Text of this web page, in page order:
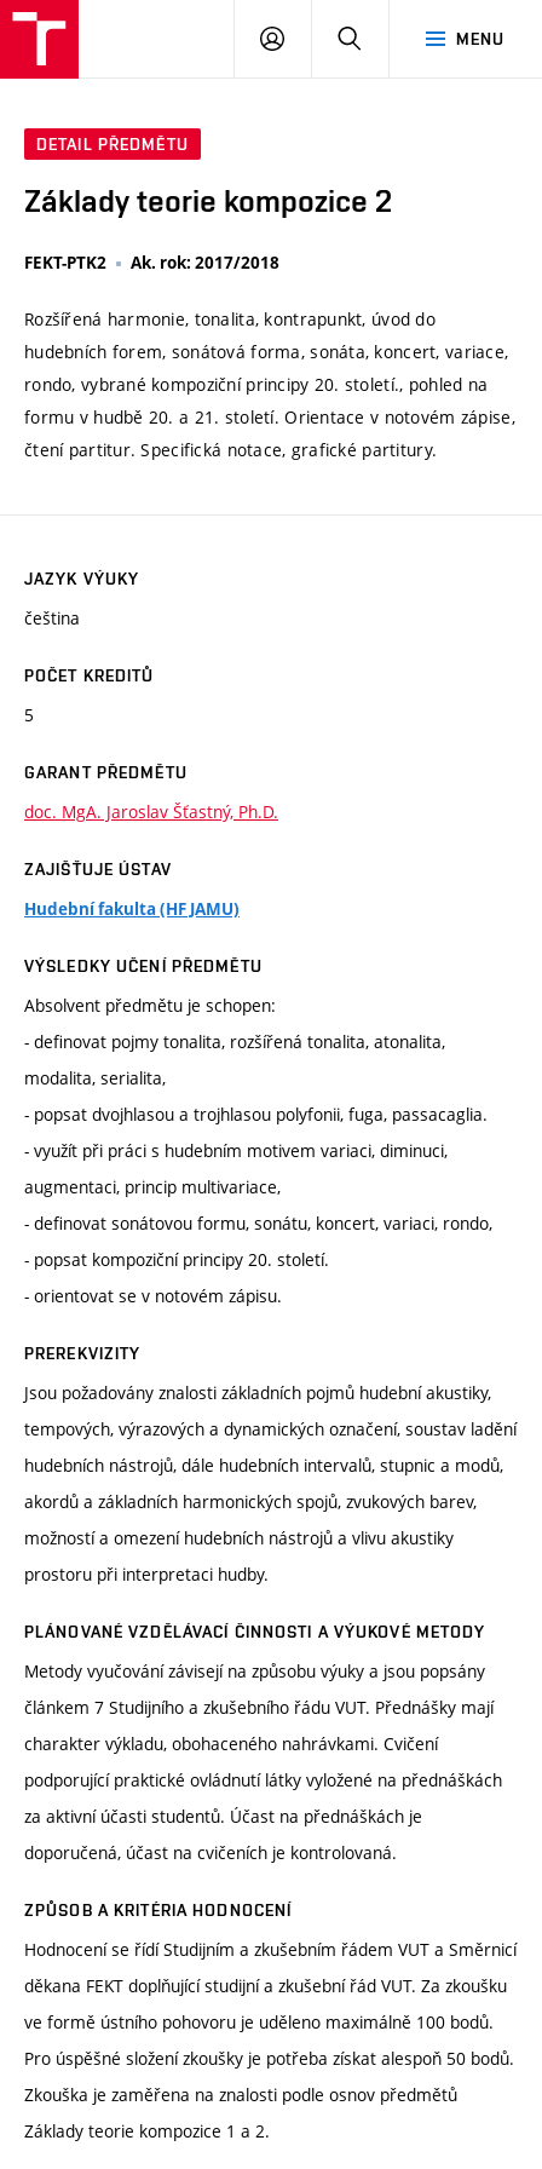
MENU
PŘIHLÁSIT
DETAIL PŘEDMĚTU
Základy teorie kompozice 2
FEKT-PTK2 Ak. rok: 2017/2018
Rozšířená harmonie, tonalita, kontrapunkt, úvod do
hudebních forem, sonátová forma, sonáta, koncert, variace,
rondo, vybrané kompoziční principy 20. století., pohled na
formu v hudbě 20. a 21. století. Orientace v notovém zápise,
čtení partitur. Specifická notace, grafické partitury.
JAZYK VÝUKY
čeština
POČET KREDITŮ
5
GARANT PŘEDMĚTU
doc. MgA. Jaroslav Šťastný, Ph.D.
ZAJIŠŤUJE ÚSTAV
Hudební fakulta (HF JAMU)
VÝSLEDKY UČENÍ PŘEDMĚTU
Absolvent předmětu je schopen:
- definovat pojmy tonalita, rozšířená tonalita, atonalita,
modalita, serialita,
- popsat dvojhlasou a trojhlasou polyfonii, fuga, passacaglia.
- využít při práci s hudebním motivem variaci, diminuci,
augmentaci, princip multivariace,
- definovat sonátovou formu, sonátu, koncert, variaci, rondo,
- popsat kompoziční principy 20. století.
- orientovat se v notovém zápisu.
PREREKVIZITY
Jsou požadovány znalosti základních pojmů hudební akustiky,
tempových, výrazových a dynamických označení, soustav ladění
hudebních nástrojů, dále hudebních intervalů, stupnic a modů,
akordů a základních harmonických spojů, zvukových barev,
možností a omezení hudebních nástrojů a vlivu akustiky
prostoru při interpretaci hudby.
PLÁNOVANÉ VZDĚLÁVACÍ ČINNOSTI A VÝUKOVÉ METODY
Metody vyučování závisejí na způsobu výuky a jsou popsány
článkem 7 Studijního a zkušebního řádu VUT. Přednášky mají
charakter výkladu, obohaceného nahrávkami. Cvičení
podporující praktické ovládnutí látky vyložené na přednáškách
za aktivní účasti studentů. Účast na přednáškách je
doporučená, účast na cvičeních je kontrolovaná.
ZPŮSOB A KRITÉRIA HODNOCENÍ
Hodnocení se řídí Studijním a zkušebním řádem VUT a Směrnicí
děkana FEKT doplňující studijní a zkušební řád VUT. Za zkoušku
ve formě ústního pohovoru je uděleno maximálně 100 bodů.
Pro úspěšné složení zkoušky je potřeba získat alespoň 50 bodů.
Zkouška je zaměřena na znalosti podle osnov předmětů
Základy teorie kompozice 1 a 2.